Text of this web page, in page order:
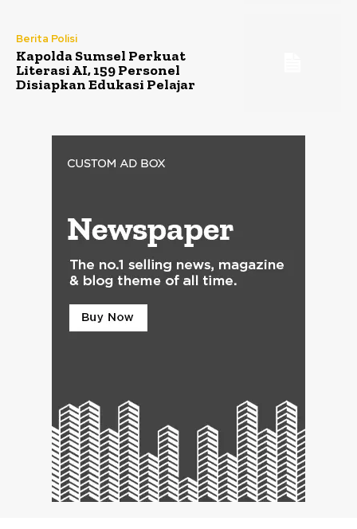
Berita Polisi
Kapolda Sumsel Perkuat
Literasi AI, 159 Personel
Disiapkan Edukasi Pelajar